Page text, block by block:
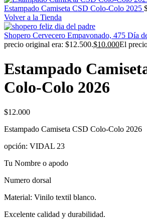
Estampado Camiseta CSD Colo-Colo 2025
Volver a la Tienda
Shopero Cervecero Empavonado, 475 Día
precio original era: $12.500.$10.000El
Estampado
Colo-Colo 2026
$12.000
Estampado Camiseta CSD Colo-Colo 2026
opción: VIDAL 23
Tu Nombre o apodo
Numero dorsal
Material: Vinilo textil blanco.
Excelente calidad y durabilidad.